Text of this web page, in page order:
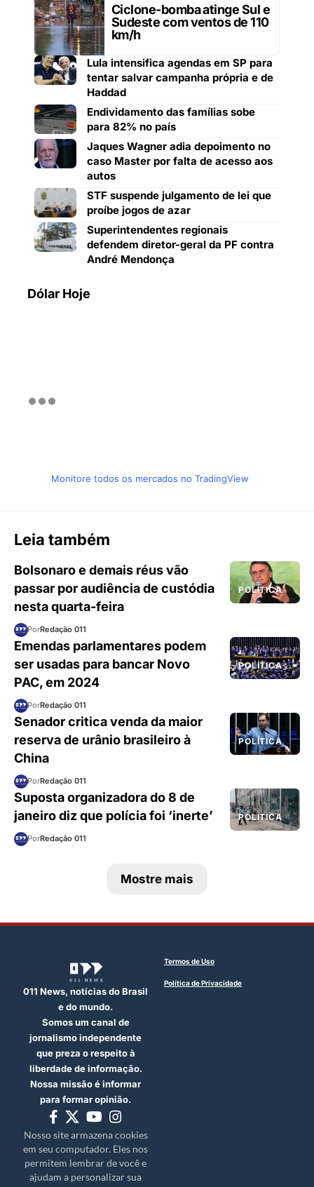
Ciclone-bomba atinge Sul e
Sudeste com ventos de 110
km/h
Lula intensifica agendas em SP para
tentar salvar campanha própria e de
Haddad
Endividamento das famílias sobe
para 82% no país
Jaques Wagner adia depoimento no
caso Master por falta de acesso aos
autos
STF suspende julgamento de lei que
proíbe jogos de azar
Superintendentes regionais
defendem diretor-geral da PF contra
André Mendonça
Dólar Hoje
Monitore todos os mercados no TradingView
Leia também
POLÍTICA
Bolsonaro e demais réus vão
passar por audiência de custódia
nesta quarta-feira
PorRedação 011
POLÍTICA
Emendas parlamentares podem
ser usadas para bancar Novo
PAC, em 2024
PorRedação 011
POLÍTICA
Senador critica venda da maior
reserva de urânio brasileiro à
China
PorRedação 011
POLÍTICA
Suposta organizadora do 8 de
janeiro diz que polícia foi ‘inerte’
PorRedação 011
Mostre mais
011 News, notícias do Brasil
e do mundo.
Somos um canal de
jornalismo independente
que preza o respeito à
liberdade de informação.
Nossa missão é informar
para formar opinião.
Nosso site armazena cookies
em seu computador. Eles nos
permitem lembrar de você e
ajudam a personalizar sua
Termos de Uso
Política de Privacidade